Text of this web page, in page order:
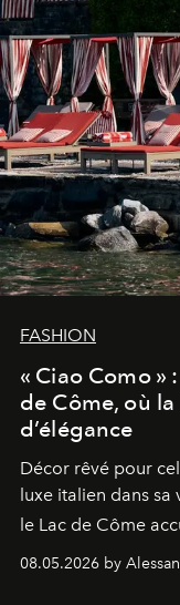
FASHION
« Ciao Como »
de Côme, où
d’élégance
Décor rêvé pour
luxe italien dans
le Lac de Côme
signe un takeover
fragrances. L’une
08.05.2026 by